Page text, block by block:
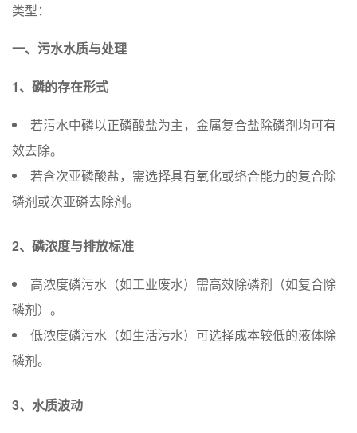
类型：
一、污水水质与处理
1、磷的存在形式
若污水中磷以正磷酸盐为主，金属复合盐除磷剂均可有
效去除。
若含次亚磷酸盐，需选择具有氧化或络合能力的复合除
磷剂或次亚磷去除剂。
2、磷浓度与排放标准
高浓度磷污水（如工业废水）需高效除磷剂（如复合除
磷剂）。
低浓度磷污水（如生活污水）可选择成本较低的液体除
磷剂。
3、水质波动